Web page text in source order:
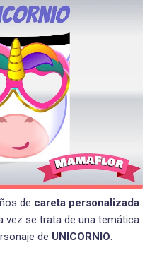
de careta personalizada
vez se trata de una temática
de UNICORNIO.